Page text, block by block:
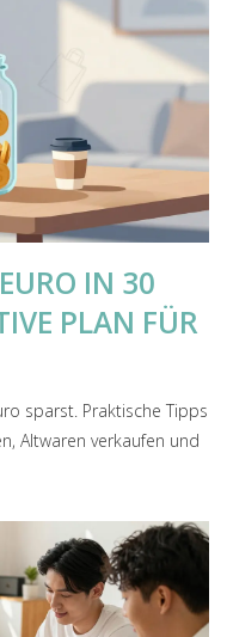
IN 30
PLAN FÜR
sparst. Praktische Tipps
Altwaren verkaufen und